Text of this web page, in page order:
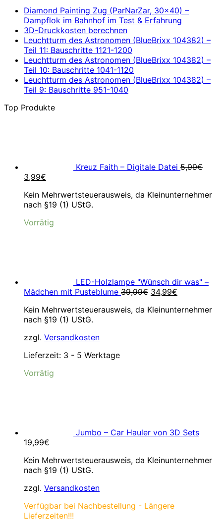
Diamond Painting Zug (ParNarZar, 30×40) –
Dampflok im Bahnhof im Test & Erfahrung
3D-Druckkosten berechnen
Leuchtturm des Astronomen (BlueBrixx 104382) –
Teil 11: Bauschritte 1121-1200
Leuchtturm des Astronomen (BlueBrixx 104382) –
Teil 10: Bauschritte 1041-1120
Leuchtturm des Astronomen (BlueBrixx 104382) –
Teil 9: Bauschritte 951-1040
Top Produkte
Kreuz Faith – Digitale Datei 5,99€
Ursprünglicher
war:
5,99€
3,99€
ist:
3,99€.
Kein Mehrwertsteuerausweis, da Kleinunternehmer
nach §19 (1) UStG.
Vorrätig
LED-Holzlampe "Wünsch dir was" –
Mädchen mit Pusteblume 39,99€ Ursprünglicher
war:
34,99€
ist:
Kein Mehrwertsteuerausweis, da Kleinunternehmer
nach §19 (1) UStG.
zzgl. Versandkosten
Lieferzeit: 3 - 5 Werktage
Vorrätig
Jumbo – Car Hauler von 3D Sets
19,99€
Kein Mehrwertsteuerausweis, da Kleinunternehmer
nach §19 (1) UStG.
zzgl. Versandkosten
Verfügbar bei Nachbestellung - Längere
Lieferzeiten!!!